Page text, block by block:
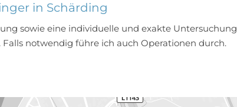
in Schärding
sowie eine individuelle und exakte
notwendig führe ich auch Operationen durch.